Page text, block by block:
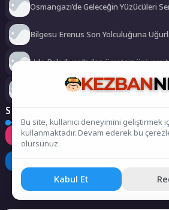
Osmangazi’de Geleceğin Yüzücüleri
Bilgesu Erenus Son Yolculuğuna
Urla Belediyesi’nden ücretsiz
2 milyona yakın aday bu testi çözdü…
Sosyal Medya
Instagram Facebook
LinkedIn YouTube
Bu site, kullanıcı deneyimini geliştirmek
kullanmaktadır. Devam ederek bu
olursunuz.
Kabul Et